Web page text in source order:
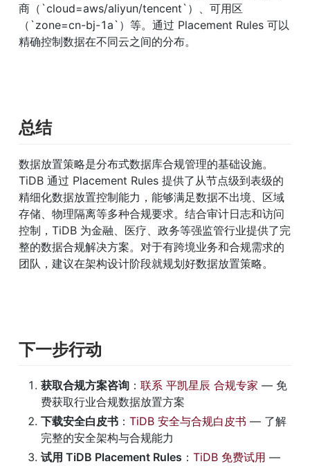
商（`cloud=aws/aliyun/tencent`）、可用区
（`zone=cn-bj-1a`）等。通过 Placement Rules 可以
精确控制数据在不同云之间的分布。
总结
数据放置策略是分布式数据库合规管理的基础设施。
TiDB 通过 Placement Rules 提供了从节点级到表级的
精细化数据放置控制能力，能够满足数据不出境、区域
存储、物理隔离等多种合规要求。结合审计日志和访问
控制，TiDB 为金融、医疗、政务等强监管行业提供了完
整的数据合规解决方案。对于有跨境业务和合规需求的
团队，建议在架构设计阶段就规划好数据放置策略。
下一步行动
获取合规方案咨询 ： 联系 平凯星辰 合规专家 — 免
费获取行业合规数据放置方案
下载安全白皮书 ： TiDB 安全与合规白皮书 — 了解
完整的安全架构与合规能力
试用 TiDB Placement Rules ： TiDB 免费试用 —